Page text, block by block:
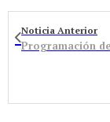
Noticia Anterior